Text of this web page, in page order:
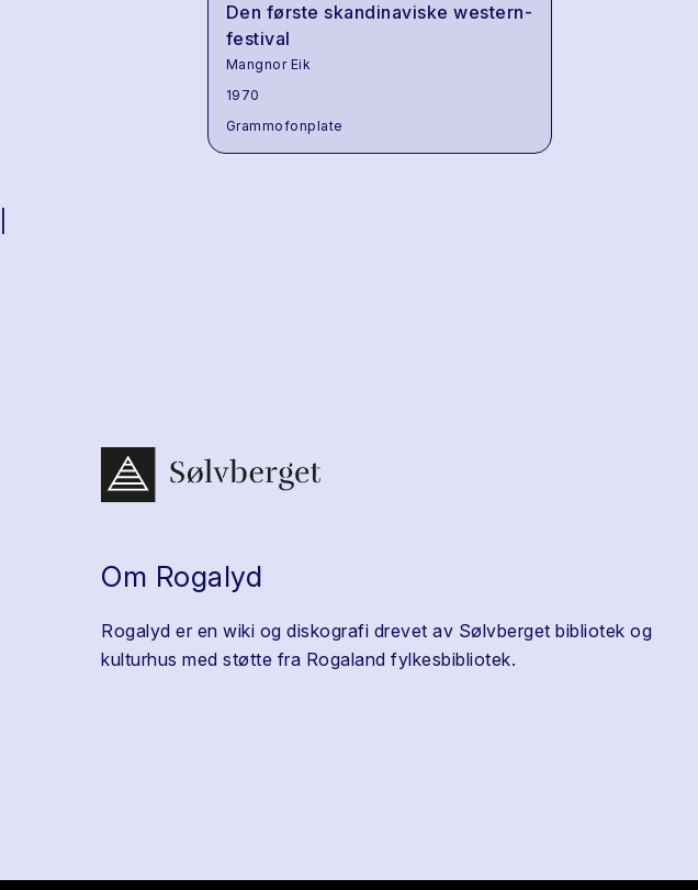
Den første skandinaviske western-
festival
Mangnor Eik
1970
Grammofonplate
Om Rogalyd
Rogalyd er en wiki og diskografi drevet av Sølvberget bibliotek og
kulturhus med støtte fra Rogaland fylkesbibliotek.